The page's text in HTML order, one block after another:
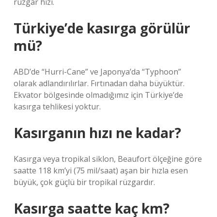
Türkiye’de kasırga görülür
mü?
ABD’de “Hurri-Cane” ve Japonya’da “Typhoon”
olarak adlandırılırlar. Fırtınadan daha büyüktür.
Ekvator bölgesinde olmadığımız için Türkiye’de
kasırga tehlikesi yoktur.
Kasırganın hızı ne kadar?
Kasırga veya tropikal siklon, Beaufort ölçeğine göre
saatte 118 km’yi (75 mil/saat) aşan bir hızla esen
büyük, çok güçlü bir tropikal rüzgardır.
Kasırga saatte kaç km?